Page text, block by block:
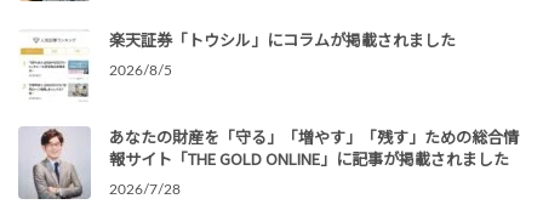
楽天証券「トウシル」にコラムが掲載されました
2026/8/5
あなたの財産を「守る」「増やす」「残す」ための総合情
報サイト「THE GOLD ONLINE」に記事が掲載されました
2026/7/28